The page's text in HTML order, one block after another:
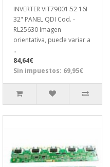
INVERTER VIT79001.52 16I
32" PANEL QDI Cod. -
RL25630 Imagen
orientativa, puede variar a
..
84,64€
Sin impuestos: 69,95€